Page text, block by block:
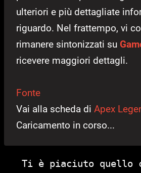
ulteriori e più dettagliate
riguardo. Nel frattempo, vi
rimanere sintonizzati su
ricevere maggiori dettagli.
Fonte
Vai alla scheda di Apex
Caricamento in corso...
Ti è piaciuto quello